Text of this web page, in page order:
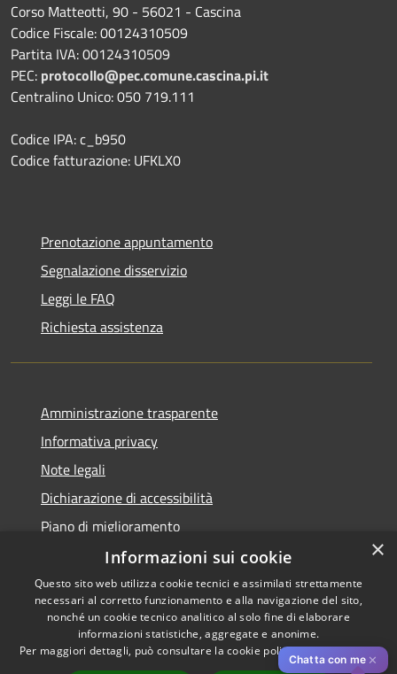
Corso Matteotti, 90 - 56021 - Cascina
Codice Fiscale: 00124310509
Partita IVA: 00124310509
PEC: protocollo@pec.comune.cascina.pi.it
Centralino Unico: 050 719.111
Codice IPA: c_b950
Codice fatturazione: UFKLX0
Prenotazione appuntamento
Segnalazione disservizio
Leggi le FAQ
Richiesta assistenza
Amministrazione trasparente
Informativa privacy
Note legali
Dichiarazione di accessibilità
Piano di miglioramento
Accessibilità
Privacy
Copyright © 2026 • Comune di
Cascina • Powered by
Municipium•Accesso
Chatta con me ✕
×
Informazioni sui cookie
Questo sito web utilizza cookie tecnici e assimilati strettamente
necessari al corretto funzionamento e alla navigazione del sito,
nonché un cookie tecnico analitico al solo fine di elaborare
informazioni statistiche, aggregate e anonime.
Per maggiori dettagli, può consultare la cookie policy al seguentelink